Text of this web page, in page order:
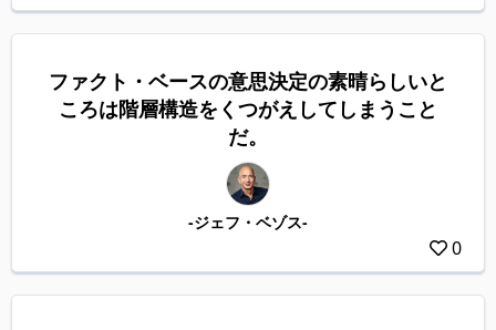
0
ファクト・ベースの意思決定の素晴らしいと
ころは階層構造をくつがえしてしまうこと
だ。
-ジェフ・ベゾス-